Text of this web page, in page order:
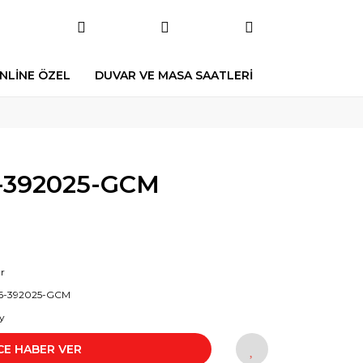
ÖZEL DUVAR VE MASA SAATLERİ
GCM
392025-GCM
HABER VER